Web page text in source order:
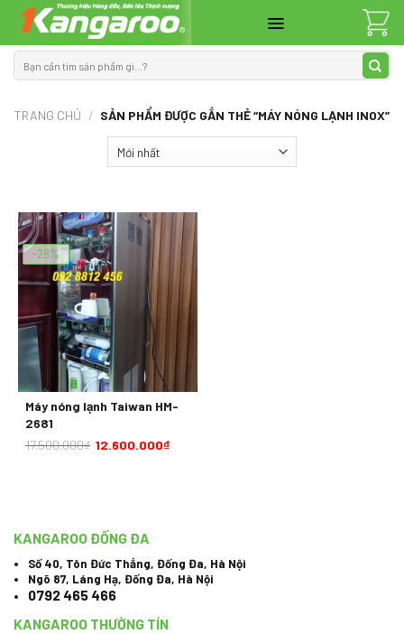
content
kiếm:
TRANG CHỦ / SẢN PHẨM ĐƯỢC GẮN THẺ “MÁY NÓNG LẠNH INOX”
-28%
Máy nóng lạnh Taiwan HM-
2681
17.500.000₫ 12.600.000₫
KANGAROO ĐỐNG ĐA
Số 40, Tôn Đức Thắng, Đống Đa, Hà Nội
Ngõ 87, Láng Hạ, Đống Đa, Hà Nội
0792 465 466
KANGAROO THƯỜNG TÍN